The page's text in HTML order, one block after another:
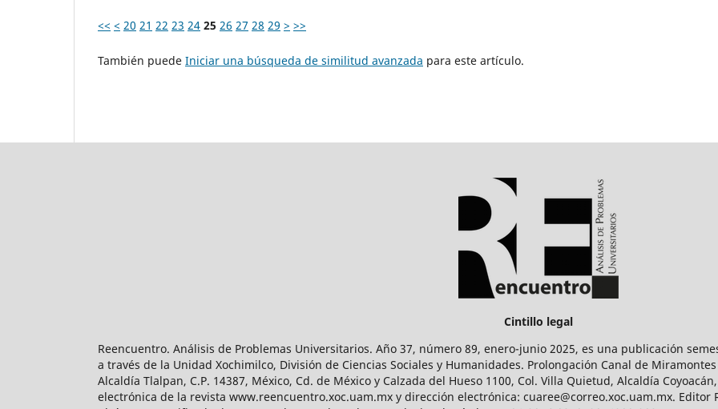
<< < 20 21 22 23 24 25 26 27 28 29 > >>
También puede Iniciar una búsqueda de similitud avanzada para este artículo.
Cintillo legal
Reencuentro. Análisis de Problemas Universitarios. Año 37, número 89, enero-junio 2025, es una publicación
a través de la Unidad Xochimilco, División de Ciencias Sociales y Humanidades. Prolongación Canal de Miramontes
Alcaldía Tlalpan, C.P. 14387, México, Cd. de México y Calzada del Hueso 1100, Col. Villa Quietud, Alcaldía
electrónica de la revista www.reencuentro.xoc.uam.mx y dirección electrónica: cuaree@correo.xoc.uam.mx. Editor